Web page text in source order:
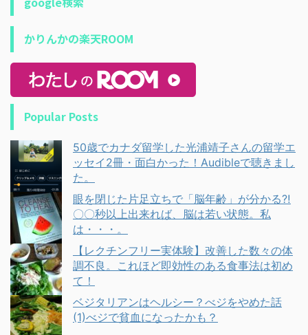
かりんかの楽天ROOM
Popular Posts
50歳でカナダ留学した光浦靖子さんの留学エ
ッセイ2冊・面白かった！Audibleで聴きまし
た。
眼を閉じた片足立ちで「脳年齢」が分かる⁈
〇〇秒以上出来れば、脳は若い状態。私
は・・・。
【レクチンフリー実体験】改善した数々の体
調不良。これほど即効性のある食事法は初め
て！
ベジタリアンはヘルシー？べジをやめた話
(1)べジで貧血になったかも？